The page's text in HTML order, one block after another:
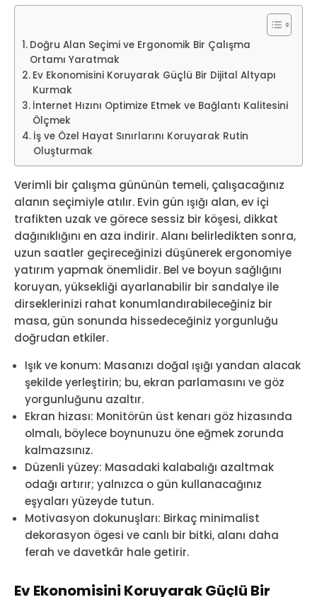
Doğru Alan Seçimi ve Ergonomik Bir Çalışma
Ortamı Yaratmak
Ev Ekonomisini Koruyarak Güçlü Bir Dijital Altyapı
Kurmak
İnternet Hızını Optimize Etmek ve Bağlantı Kalitesini
Ölçmek
İş ve Özel Hayat Sınırlarını Koruyarak Rutin
Oluşturmak
Verimli bir çalışma gününün temeli, çalışacağınız
alanın seçimiyle atılır. Evin gün ışığı alan, ev içi
trafikten uzak ve görece sessiz bir köşesi, dikkat
dağınıklığını en aza indirir. Alanı belirledikten sonra,
uzun saatler geçireceğinizi düşünerek ergonomiye
yatırım yapmak önemlidir. Bel ve boyun sağlığını
koruyan, yüksekliği ayarlanabilir bir sandalye ile
dirseklerinizi rahat konumlandırabileceğiniz bir
masa, gün sonunda hissedeceğiniz yorgunluğu
doğrudan etkiler.
Işık ve konum: Masanızı doğal ışığı yandan alacak
şekilde yerleştirin; bu, ekran parlamasını ve göz
yorgunluğunu azaltır.
Ekran hizası: Monitörün üst kenarı göz hizasında
olmalı, böylece boynunuzu öne eğmek zorunda
kalmazsınız.
Düzenli yüzey: Masadaki kalabalığı azaltmak
odağı artırır; yalnızca o gün kullanacağınız
eşyaları yüzeyde tutun.
Motivasyon dokunuşları: Birkaç minimalist
dekorasyon ögesi ve canlı bir bitki, alanı daha
ferah ve davetkâr hale getirir.
Ev Ekonomisini Koruyarak Güçlü Bir